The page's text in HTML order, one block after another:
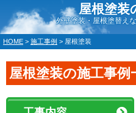
屋根塗装
外壁塗装・屋根塗替え
HOME > 施工事例 > 屋根塗装
屋根塗装の施工事例